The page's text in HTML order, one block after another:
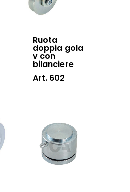
Ruota
doppia gola
v con
bilanciere
Art. 602
copripilastro
Cerniere per
serramenti
Cerniere per
Sistema
Accessori
scorrevoli
Do It Yourself
Italiano
English
Chi siamo
Downloads
Certificazioni
Lavora con noi